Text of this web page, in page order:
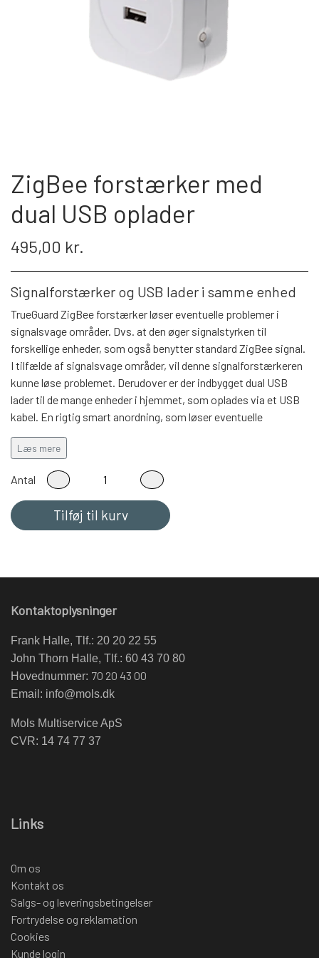
TILBEHØR TIL VIDEOOVERVÅGNING
KAMERA TIL NAS & SERVER
INSTALLATION
ZigBee forstærker med
dual USB oplader
495,00 kr.
Signalforstærker og USB lader i samme enhed
TrueGuard ZigBee forstærker løser eventuelle problemer i
signalsvage områder. Dvs. at den øger signalstyrken til
forskellige enheder, som også benytter standard ZigBee signal.
I tilfælde af signalsvage områder, vil denne signalforstærkeren
kunne løse problemet. Derudover er der indbygget dual USB
lader til de mange enheder i hjemmet, som oplades via et USB
kabel. En rigtig smart anordning, som løser eventuelle
udfordringer med svagt signal, men også afhjælper og
mindsker virvaret af ladere, som efterhånden er i mange
moderne familier.
Læs mere
Antal
Tilføj til kurv
Kontaktoplysninger
Frank Halle, Tlf.: 20 20 22 55
John Thorn Halle, Tlf.: 60 43 70 80
Hovednummer: 70 20 43 00
Email: info@mols.dk
Mols Multiservice ApS
CVR: 14 74 77 37
Links
Om os
Kontakt os
Salgs- og leveringsbetingelser
Fortrydelse og reklamation
Cookies
Kunde login